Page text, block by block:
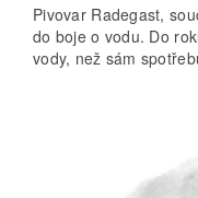
Pivovar Radegast,
do boje o vodu. Do
vody, než sám